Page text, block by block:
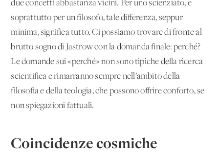
due concetti abbastanza vicini. Per uno scienziato, e
soprattutto per un filosofo, tale differenza, seppur
minima, significa tutto. Ci possiamo trovare di fronte al
brutto sogno di Jastrow con la domanda finale: perché?
Le domande sui «perché» non sono tipiche della ricerca
scientifica e rimarranno sempre nell’ambito della
filosofia e della teologia, che possono offrire conforto, se
non spiegazioni fattuali.
Coincidenze cosmiche